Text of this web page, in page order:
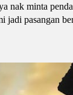
nak minta
pasangan